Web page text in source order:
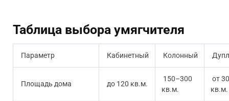
Таблица выбора умягчителя
Параметр Кабинетный Колонный
Площадь дома до 120 кв.м.
150–300
кв.м.
от
кв.м.